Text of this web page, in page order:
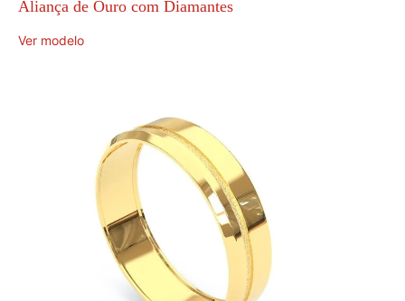
Aliança de Ouro com Diamantes
Ver modelo